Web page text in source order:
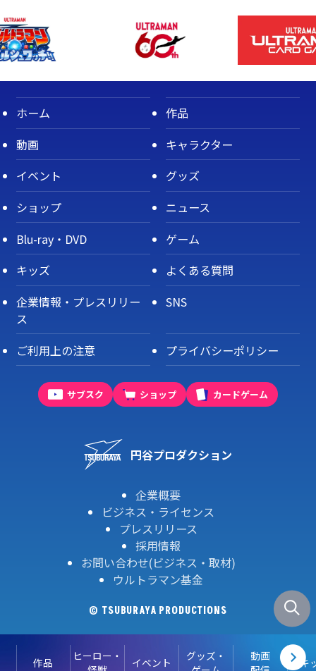
作品
ヒーロー・
イベント
グッズ・
動画
キ
ホーム
作品
動画
キャラクター
イベント
グッズ
ショップ
ニュース
Blu-ray・DVD
ゲーム
キッズ
よくある質問
企業情報・プレスリリー
ス
SNS
ご利用上の注意 プライバシーポリシー
サブスク ショップ カードゲーム
円谷プロダクション
企業概要
ビジネス・ライセンス
プレスリリース
採用情報
お問い合わせ(ビジネス・取材)
ウルトラマン基金
© TSUBURAYA PRODUCTIONS